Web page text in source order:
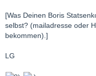
[Was Deinen Boris
selbst? (mailadresse oder
bekommen).]
LG